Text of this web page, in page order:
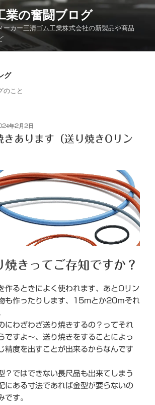
業の奮闘ブログ
ーカー三清ゴム工業株式会社の新製品や商品
グ
のこと
年2月2日
きあります（送り焼きOリン
焼きってご存知ですか？
作るときによく使われます、あとOリン
も作ったりします、15mとか20ｍそれ
にわざわざ送り焼きするの？ってそれ
ですよ～、送り焼きをすることによっ
精度を出すことが出来るからなんです
？ではできない長尺品も出来てしまう
にある寸法であれば金型が要らないの
です。